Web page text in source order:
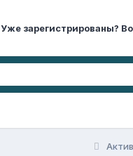
Уже зарегистрированы?